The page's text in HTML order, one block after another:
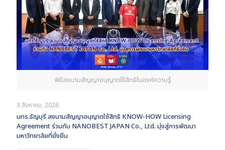
พิธีลงนามสัญญาอนุญาตใช้สิทธิในองค์ความรู้
3 สิงหาคม, 2026
มทร.ธัญบุรี ลงนามสัญญาอนุญาตใช้สิทธิ KNOW-HOW Licensing
Agreement ร่วมกับ NANOBEST JAPAN Co., Ltd. มุ่งสู่การพัฒนา
มหาวิทยาลัยที่ยั่งยืน